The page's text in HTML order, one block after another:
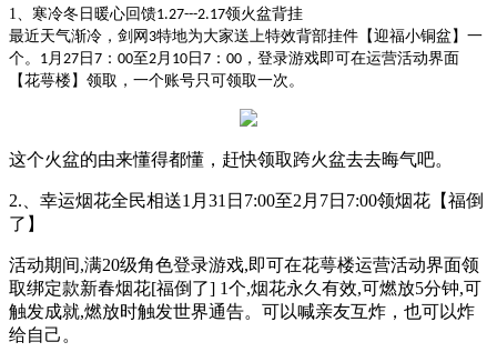
1、寒冷冬日暖心回馈1.27---2.17领火盆背挂
最近天气渐冷，剑网 3特地为大家送上特效背部挂件【迎福小铜盆】一
个。 1 月 27 日 7 ： 00至2 月 10 日 7 ： 00 ，登录游戏即可在运营活动界面
【花萼楼】领取，一个账号只可领取一次。
这个火盆的由来懂得都懂，赶快领取跨火盆去去晦气吧。
2.、 幸运烟花全民相送1月31日7:00至2月7日7:00领烟花【福倒
了】
活动期间,满20级角色登录游戏,即可在花萼楼运营活动界面领
取绑定款新春烟花[福倒了] 1个,烟花永久有效,可燃放5分钟,可
触发成就,燃放时触发世界通告。 可以喊亲友互炸，也可以炸
给自己。